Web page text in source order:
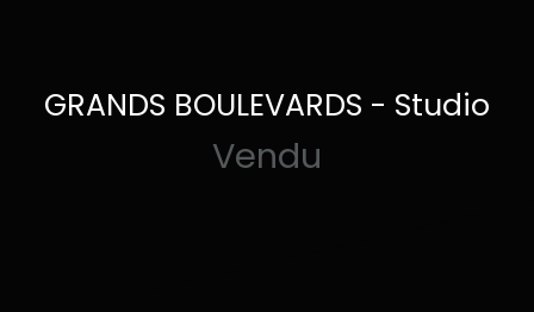
GRANDS BOULEVARDS - Studio
Vendu